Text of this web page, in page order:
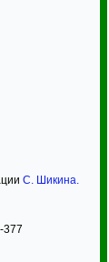
С. Шикина.
377